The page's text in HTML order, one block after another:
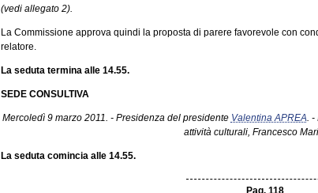
(vedi allegato 2).
La Commissione approva quindi la proposta di parere favorevole con
relatore.
La seduta termina alle 14.55.
SEDE CONSULTIVA
Mercoledì 9 marzo 2011. - Presidenza del presidente Valentina APREA. -
attività culturali, Francesco
La seduta comincia alle 14.55.
Pag. 118